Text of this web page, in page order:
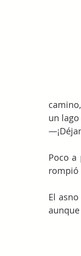
un
Poco
rompió
El